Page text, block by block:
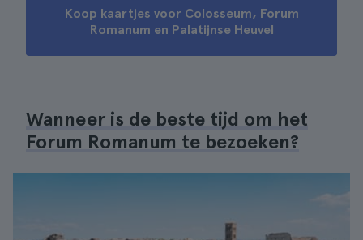
Koop kaartjes voor Colosseum, Forum
Romanum en Palatijnse Heuvel
Wanneer is de beste tijd om het
Forum Romanum te bezoeken?